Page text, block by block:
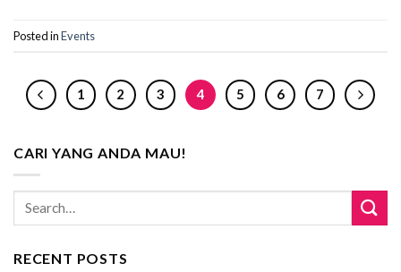
Posted inEvents
1 2 3 4 5 6 7
CARI YANG ANDA MAU!
RECENT POSTS